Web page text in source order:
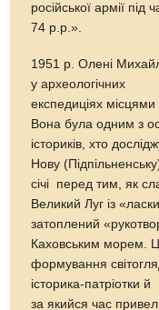
російської армії під
74 р.р.».
1951 р. Олені
у археологічних
експедиціях
Вона була одним з
істориків, хто
Нову
січі перед тим, як
Великий Луг із
затоплений
Каховським морем.
формування
історика-патріотки й
за якийся час